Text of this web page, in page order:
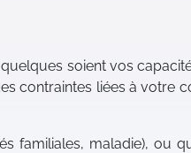
soient vos
contraintes liées à votre
familiales, maladie), ou